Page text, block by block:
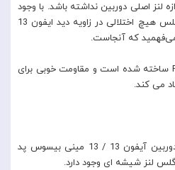
لنز اصلی دوربین نداشته باشد. با وجود
حاشیه مشکی اطراف لنزها این گلس هیچ اختلالی در زاویه دید ایفون 13
که آنجاست.
این محافظ از ترکیب شیشه و PC ساخته شده است و مقاومت خوبی برای
می کند.
در داخل بسته بندی محافظ لنز دوربین آیفون 13 / 13 مینی بیسوس پد
لنز شیشه ای وجود دارد.